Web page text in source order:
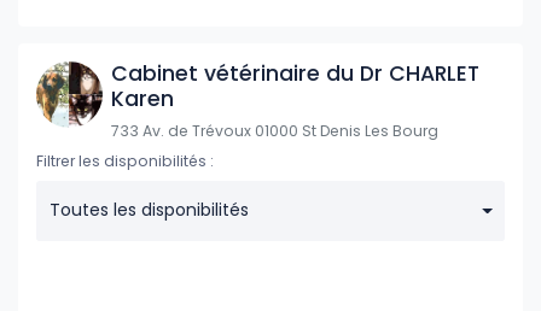
Cabinet vétérinaire du Dr CHARLET
Karen
733 Av. de Trévoux 01000 St Denis Les Bourg
Filtrer les disponibilités :
Toutes les disponibilités